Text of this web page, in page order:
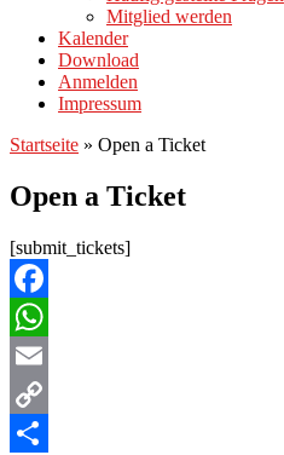
Mitglied werden
Kalender
Download
Anmelden
Impressum
Startseite » Open a Ticket
Open a Ticket
[submit_tickets]
Facebook
WhatsApp
Email
Copy